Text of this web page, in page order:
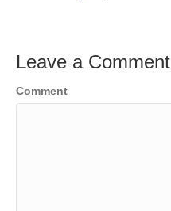
Leave a Comment
Comment